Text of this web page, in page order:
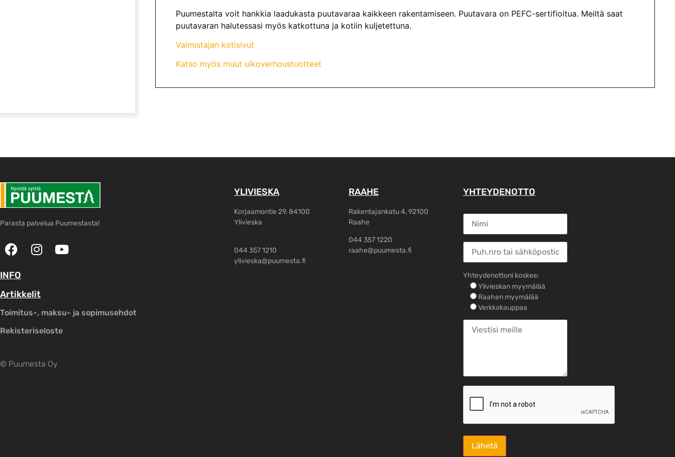
Puumestalta voit hankkia laadukasta puutavaraa kaikkeen rakentamiseen. Puutavara on PEFC-sertifioitua. Meiltä saat
puutavaran halutessasi myös katkottuna ja kotiin kuljetettuna.
Valmistajan kotisivut
Katso myös muut ulkoverhoustuotteet
Parasta palvelua Puumestasta!
INFO
Artikkelit
Toimitus-, maksu- ja sopimusehdot
Rekisteriseloste
© Puumesta Oy
YLIVIESKA
Korjaamontie 29, 84100
Ylivieska
044 357 1210
ylivieska@puumesta.fi
RAAHE
Rakentajankatu 4, 92100
Raahe
044 357 1220
raahe@puumesta.fi
YHTEYDENOTTO
Yhteydenottoni koskee:
Ylivieskan myymälää
Raahen myymälää
Verkkokauppaa